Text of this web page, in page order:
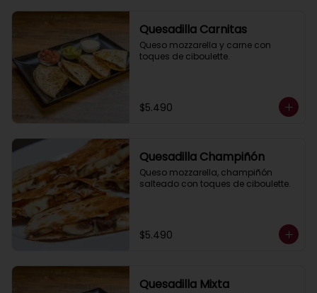
Quesadilla Carnitas
Queso mozzarella y carne con
toques de ciboulette.
$5.490
Quesadilla Champiñón
Queso mozzarella, champiñón
salteado con toques de ciboulette.
$5.490
Quesadilla Mixta